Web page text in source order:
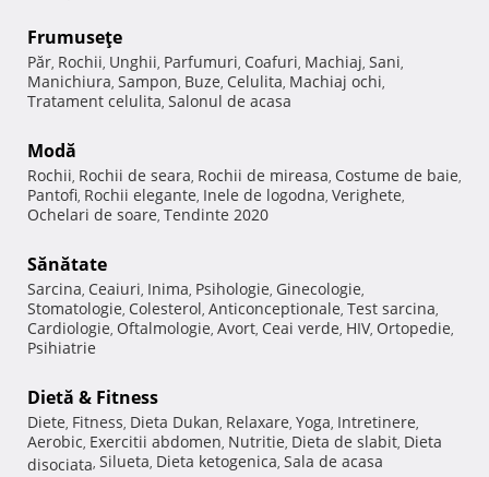
Frumuseţe
Păr, Rochii, Unghii, Parfumuri, Coafuri, Machiaj, Sani,
Manichiura, Sampon, Buze, Celulita, Machiaj ochi,
Tratament celulita, Salonul de acasa
Modă
Rochii, Rochii de seara, Rochii de mireasa, Costume de baie,
Pantofi, Rochii elegante, Inele de logodna, Verighete,
Ochelari de soare, Tendinte 2020
Sănătate
Sarcina, Ceaiuri, Inima, Psihologie, Ginecologie,
Stomatologie, Colesterol, Anticonceptionale, Test sarcina,
Cardiologie, Oftalmologie, Avort, Ceai verde, HIV, Ortopedie,
Psihiatrie
Dietă & Fitness
Diete, Fitness, Dieta Dukan, Relaxare, Yoga, Intretinere,
Aerobic, Exercitii abdomen, Nutritie, Dieta de slabit, Dieta
disociata, Silueta, Dieta ketogenica, Sala de acasa